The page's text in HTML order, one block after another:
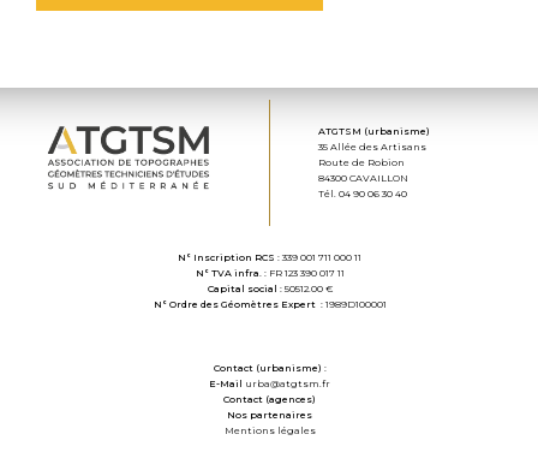
ATGTSM (urbanisme)
35 Allée des Artisans
Route de Robion
84300 CAVAILLON
Tél. 04 90 06 30 40
N° Inscription RCS :339 001 711 000 11
N° TVA infra. :FR 123 390 017 11
Capital social :50512.00 €
N° Ordre des Géomètres Expert :1989D100001
Contact (urbanisme) :
E-Mail urba@atgtsm.fr
Contact (agences)
Nos partenaires
Mentions légales